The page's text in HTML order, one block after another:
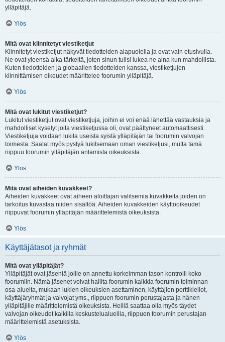
ylläpitäjä.
Ylös
Mitä ovat kiinnitetyt viestiketjut
Kiinnitetyt viestiketjut näkyvät tiedotteiden alapuolella ja ovat vain etusivulla.
Ne ovat yleensä aika tärkeitä, joten sinun tulisi lukea ne aina kun mahdollista.
Kuten tiedotteiden ja globaalien tiedotteiden kanssa, viestiketjujen
kiinnittämisen oikeudet määrittelee foorumin ylläpitäjä.
Ylös
Mitä ovat lukitut viestiketjut?
Lukitut viestiketjut ovat viestiketjuja, joihin ei voi enää lähettää vastauksia ja
mahdolliset kyselyt joita viestiketjussa oli, ovat päättyneet automaattisesti.
Viestiketjuja voidaan lukita useista syistä ylläpitäjän tai foorumin valvojan
toimesta. Saatat myös pystyä lukitsemaan oman viestiketjusi, mutta tämä
riippuu foorumin ylläpitäjän antamista oikeuksista.
Ylös
Mitä ovat aiheiden kuvakkeet?
Aiheiden kuvakkeet ovat aiheen aloittajan valitsemia kuvakkeita joiden on
tarkoitus kuvastaa niiden sisältöä. Aiheiden kuvakkeiden käyttöoikeudet
riippuvat foorumin ylläpitäjän määrittelemistä oikeuksista.
Ylös
Käyttäjätasot ja ryhmät
Mitä ovat ylläpitäjät?
Ylläpitäjät ovat jäseniä joille on annettu korkeimman tason kontrolli koko
foorumiin. Nämä jäsenet voivat hallita foorumin kaikkia foorumin toiminnan
osa-alueita, mukaan lukien oikeuksien asettaminen, käyttäjien porttikiellot,
käyttäjäryhmät ja valvojat yms., riippuen foorumin perustajasta ja hänen
ylläpitäjille määrittelemistä oikeuksista. Heillä saattaa olla myös täydet
valvojan oikeudet kaikilla keskustelualueilla, riippuen foorumin perustajan
määrittelemistä asetuksista.
Ylös